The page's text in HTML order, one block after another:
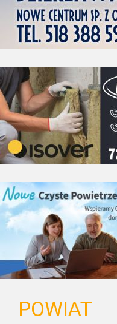
POWIAT